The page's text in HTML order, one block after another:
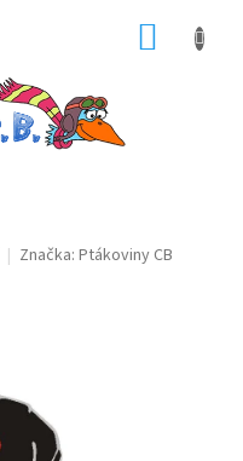
Značka: Ptákoviny CB